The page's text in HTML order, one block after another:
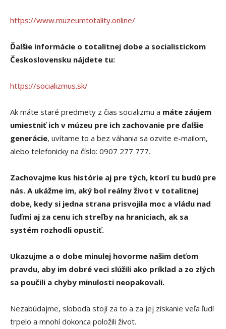
https://www.muzeumtotality.online/
Ďalšie informácie o totalitnej dobe a socialistickom
Československu nájdete tu:
https://socializmus.sk/
Ak máte staré predmety z čias socializmu a máte záujem
umiestniť ich v múzeu pre ich zachovanie pre ďalšie
generácie, uvítame to a bez váhania sa ozvite e-mailom,
alebo telefonicky na číslo: 0907 277 777.
Zachovajme kus histórie aj pre tých, ktorí tu budú pre
nás. A ukážme im, aký bol reálny život v totalitnej
dobe, kedy si jedna strana prisvojila moc a vládu nad
ľuďmi aj za cenu ich streľby na hraniciach, ak sa
systém rozhodli opustiť.
Ukazujme a o dobe minulej hovorme našim deťom
pravdu, aby im dobré veci slúžili ako príklad a zo zlých
sa poučili a chyby minulosti neopakovali.
Nezabúdajme, sloboda stojí za to a za jej získanie veľa ľudí
trpelo a mnohí dokonca položili život.